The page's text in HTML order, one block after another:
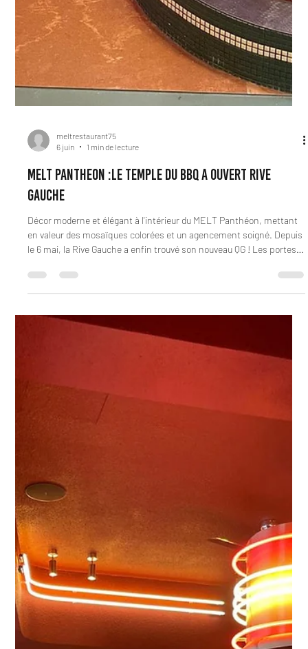
6 juin
1 min de lecture
MELT PANTHEON :LE TEMPLE DU BBQ a ouvert RIVE
GAUCHE
Décor moderne et élégant à l'intérieur du MELT Panthéon, mettant
le 6 mai, la Rive Gauche a enfin trouvé son nouveau QG ! Les portes
entièrement dédiés à la smoke meat ! PS : les horaires de
réservations sont plus étendus pour vous permettre de venir en